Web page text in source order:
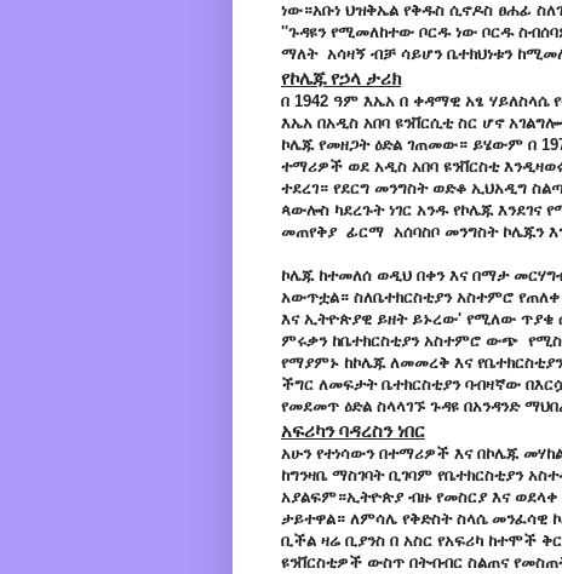
ነው።አቡነ ህዝቅኤል የቅዱስ ሲኖዶስ ፀሐፊ
''ጉዳዩን የሚመለከተው ቦርዱ ነው ቦርዱ
ማለት አሳዛኝ ብቻ ሳይሆን ቤተክህነቱን
የኮሌጁ የኃላ ታሪክ
በ 1942 ዓም እኤአ በ ቀዳማዊ አፄ
እኤአ በአዲስ አበባ ዩንቨርሲቲ ስር ሆኖ
ኮሌጁ የመዘጋት ዕድል ገጠመው። ይሄውም በ
ተማሪዎች ወደ አዲስ አበባ ዩንቨርስቲ
ተደረገ። የደርግ መንግስት ወድቆ ኢህአዲግ
ጳውሎስ ካደረጉት ነገር አንዱ የኮሌጁ እንደገና
መጠየቅያ ፊርማ አሰባስቦ መንግስት ኮሌጁን
ኮሌጁ ከተመለሰ ወዲህ በቀን እና በማታ
አውጥቷል። ስለቤተክርስቲያን አስተምሮ
እና ኢትዮጵያዊ ይዘት ይኑረው' የሚለው ጥያቄ
ምሩቃን ከቤተክርስቲያን አስተምሮ ውጭ
የማያምኑ ከኮሌጁ ለመመረቅ እና
ችግር ለመፍታት ቤተክርስቲያን ባብዛኛው
የመደመጥ ዕድል ስላላገኙ ጉዳዩ በአንዳንድ
አፍሪካን ባዳረስን ነበር
አሁን የተነሳውን በተማሪዎች እና በኮሌጁ
ከግንዛቤ ማስገባት ቢገባም የቤተክርስቲያን
አያልፍም።ኢትዮጵያ ብዙ የመስርያ እና
ታይተዋል። ለምሳሌ የቅድስት ስላሴ መንፈሳዊ
ቢችል ዛሬ ቢያንስ በ አስር የአፍሪካ ከተሞች
ዩንቨርስቲዎች ውስጥ በትብብር ስልጠና የመስጠት